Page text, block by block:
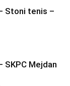
Stoni tenis –
SKPC Mejdan